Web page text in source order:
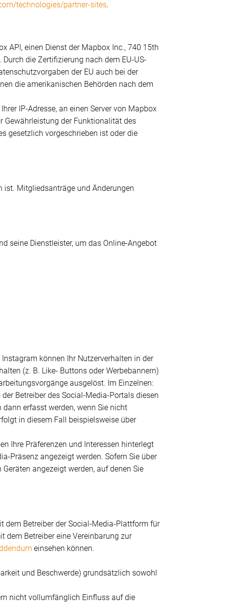
technologies/partner-sites.
API, einen Dienst der Mapbox Inc., 740 15th
die Zertifizierung nach dem EU-US-
der EU auch bei der
die amerikanischen Behörden nach dem
IP-Adresse, an einen Server von Mapbox
Gewährleistung der Funktionalität des
gesetzlich vorgeschrieben ist oder die
ist. Mitgliedsanträge und Änderungen
seine Dienstleister, um das Online-Angebot
können Ihr Nutzerverhalten in der
(z. B. Like- Buttons oder Werbebannern)
ausgelöst. Im Einzelnen:
Betreiber des Social-Media-Portals diesen
erfasst werden, wenn Sie nicht
in diesem Fall beispielsweise über
Ihre Präferenzen und Interessen hinterlegt
Präsenz angezeigt werden. Sofern Sie über
angezeigt werden, auf denen Sie
dem Betreiber der Social-Media-Plattform für
dem Betreiber eine Vereinbarung zur
einsehen können.
und Beschwerde) grundsätzlich sowohl
nicht vollumfänglich Einfluss auf die